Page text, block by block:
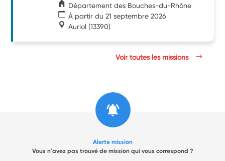
Département des Bouches-du-Rhône
À partir du 21 septembre 2026
Auriol (13390)
Voir toutes les missions
Alerte mission
Vous n'avez pas trouvé de mission qui vous correspond ?